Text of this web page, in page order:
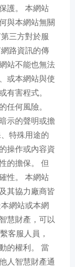
護。 本網站
與本網站無關
三方對於服
路資訊的傳
站不能也無法
或本網站與使
有害程式。
任何風險。
示的聲明或擔
特殊用途的
操作或內容資
的擔保。 但
性。 本網站
其協力廠商皆
網站或本網
慧財產，可以
客服人員，
的權利。 當
人智慧財產通